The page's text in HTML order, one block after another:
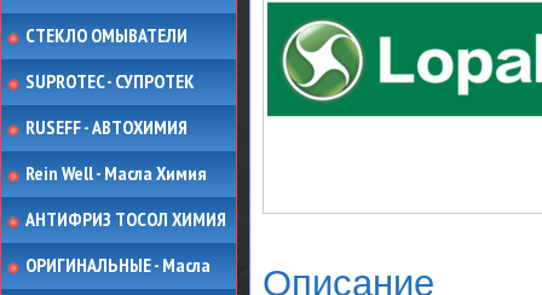
СТЕКЛО ОМЫВАТЕЛИ
SUPROTEC - СУПРОТЕК
RUSEFF - АВТОХИМИЯ
Rein Well - Масла Химия
АНТИФРИЗ ТОСОЛ ХИМИЯ
ОРИГИНАЛЬНЫЕ - Масла
Описание